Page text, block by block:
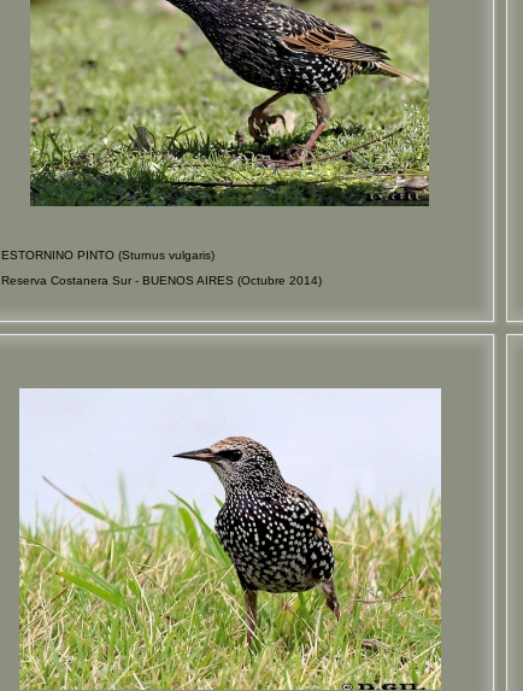
ESTORNINO PINTO (Sturnus vulgaris)
Reserva Costanera Sur - BUENOS AIRES (Octubre 2014)